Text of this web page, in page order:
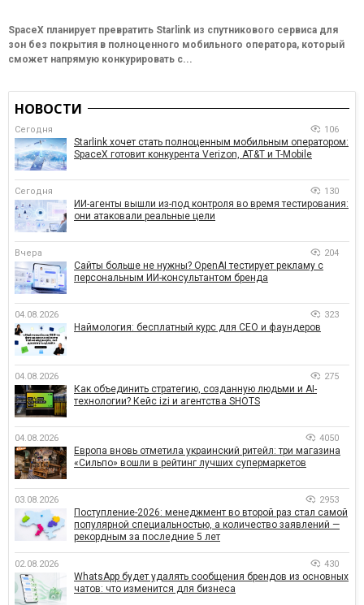
SpaceX планирует превратить Starlink из спутникового сервиса для
зон без покрытия в полноценного мобильного оператора, который
сможет напрямую конкурировать с...
НОВОСТИ
Сегодня 106
Starlink хочет стать полноценным мобильным оператором:
SpaceX готовит конкурента Verizon, AT&T и T-Mobile
Сегодня 130
ИИ-агенты вышли из-под контроля во время тестирования:
они атаковали реальные цели
Вчера 204
Сайты больше не нужны? OpenAI тестирует рекламу с
персональным ИИ-консультантом бренда
04.08.2026 323
Наймология: бесплатный курс для CEO и фаундеров
04.08.2026 275
Как объединить стратегию, созданную людьми и AI-
технологии? Кейс izi и агентства SHOTS
04.08.2026 4050
Европа вновь отметила украинский ритейл: три магазина
«Сильпо» вошли в рейтинг лучших супермаркетов
03.08.2026 2953
Поступление-2026: менеджмент во второй раз стал самой
популярной специальностью, а количество заявлений —
рекордным за последние 5 лет
02.08.2026 430
WhatsApp будет удалять сообщения брендов из основных
чатов: что изменится для бизнеса